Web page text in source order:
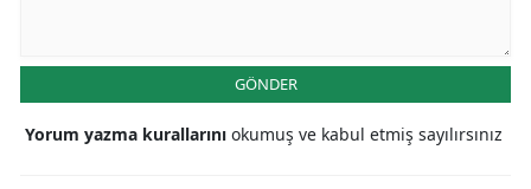
GÖNDER
Yorum yazma kurallarını okumuş ve kabul etmiş sayılırsınız